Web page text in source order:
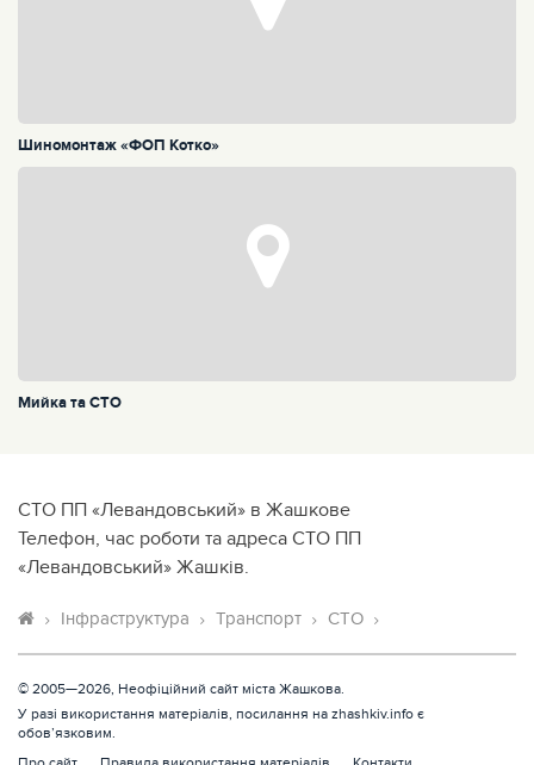
Шиномонтаж «ФОП Котко»
Мийка та СТО
СТО ПП «Левандовський» в Жашкове
Телефон, час роботи та адреса СТО ПП
«Левандовський» Жашків.
Інфраструктура Транспорт СТО
© 2005—2026, Неофіційний сайт міста Жашкова.
У разі використання матеріалів, посилання на zhashkiv.info є
обов’язковим.